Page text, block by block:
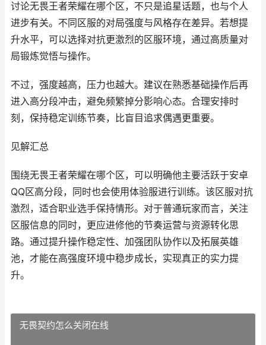
讨论无畏王者荣耀在哪个区，不只是追星话题，也与个人
进步有关。不同区服的对局强度与风格存在差异。若想提
升水平，可以选择对抗更激烈的区服环境，通过高质量对
局锻炼觉悟与操作。
不过，强度越高，压力也越大。建议在熟悉基础操作后再
进入高分段冲击，避免频繁掉分影响心态。合理安排时
刻，保持稳定训练节奏，比盲目追求偶遇更重要。
见解汇总
围绕无畏王者荣耀在哪个区，可以明确他主要活跃于安卓
QQ区高分段，同时也会使用体验服进行训练。该区服对抗
激烈，适合职业选手保持情形。对于普通玩家而言，关注
区服信息的同时，更应进修他的节奏运营与资源转化思
路。通过提升操作稳定性、加强团队协作以及拓展英雄
池，才能在高强度环境中稳步成长，实现真正的实力提
升。
无畏契约怎么关闭在线